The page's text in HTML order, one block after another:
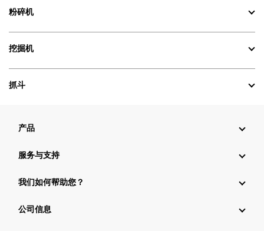
粉碎机
挖掘机
抓斗
产品
服务与支持
我们如何帮助您？
公司信息